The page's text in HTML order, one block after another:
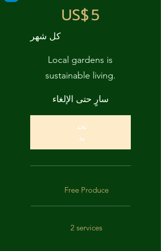
US$5
كل شهر
Local gardens is
sustainable living.
سارٍ حتى الإلغاء
تحد
يد
Free Produce
2 services